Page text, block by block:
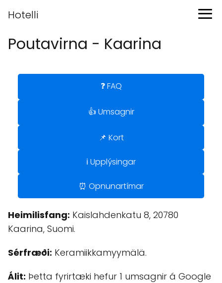
Hotelli
Poutavirna - Kaarina
❓ FAQ
👍 Umsagnir
📌 Kort
ℹ️ Upplýsingar
⏰ Opnunartímar
Heimilisfang: Kaislahdenkatu 8, 20780
Kaarina, Suomi.
Sérfræði: Keramiikkamyymälä.
Álit: Þetta fyrirtæki hefur 1 umsagnir á Google